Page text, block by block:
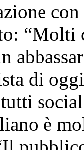
“Molti
di
è